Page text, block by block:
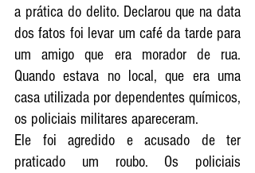
a prática do delito. Declarou que na data
dos fatos foi levar um café da tarde para
um amigo que era morador de rua.
Quando estava no local, que era uma
casa utilizada por dependentes químicos,
os policiais militares apareceram.
Ele foi agredido e acusado de ter
praticado um roubo. Os policiais